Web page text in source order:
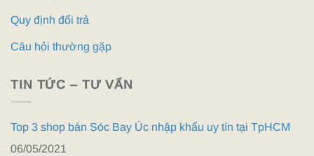
Quy định đổi trả
Câu hỏi thường gặp
TIN TỨC – TƯ VẤN
Top 3 shop bán Sóc Bay Úc nhập khẩu uy tín tại TpHCM
06/05/2021